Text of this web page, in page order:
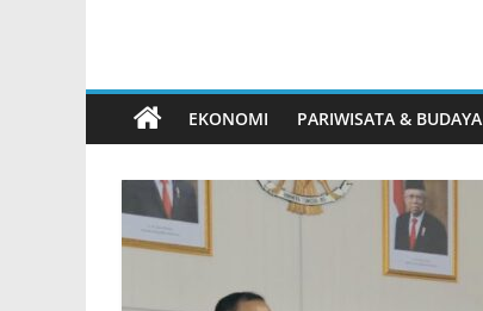
EKONOMI PARIWISATA & BUDAYA